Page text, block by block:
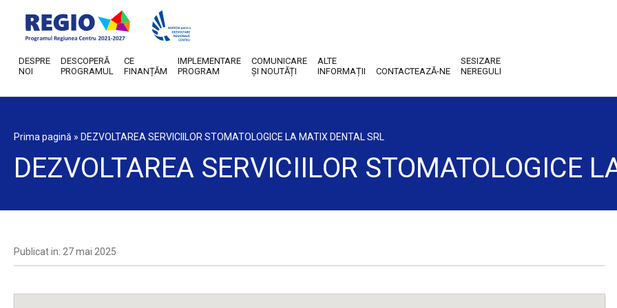
DESPRE
NOI
DESCOPERĂ
PROGRAMUL
CE
FINANȚĂM
IMPLEMENTARE
PROGRAM
COMUNICARE
ȘI NOUTĂȚI
ALTE
INFORMAȚII
CONTACTEAZĂ-NE
SESIZARE
NEREGULI
Prima pagină » DEZVOLTAREA SERVICIILOR STOMATOLOGICE LA MATIX DENTAL SRL
DEZVOLTAREA SERVICIILOR STOMATOLOGICE
Publicat in: 27 mai 2025